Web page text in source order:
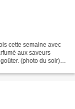
cette semaine avec
aux saveurs
(photo du soir)